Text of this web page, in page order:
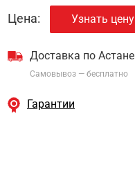
Цена: Узнать цену
Доставка по Астане
Самовывоз — бесплатно
Гарантии